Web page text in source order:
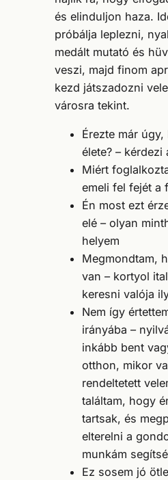
és elinduljon haza.
próbálja leplezni,
medált mutató és
veszi, majd finom
kezd játszadozni
városra tekint.
Érezte már
élete? – kérdezi
Miért
emeli fel fejét a
Én most ezt
elé – olyan
helyem
Megmondtam,
van – kortyol
keresni valója
Nem így
irányába –
inkább bent
otthon, mikor
rendeltetett
találtam, hogy
tartsak, és
elterelni a
munkám
Ez sosem jó